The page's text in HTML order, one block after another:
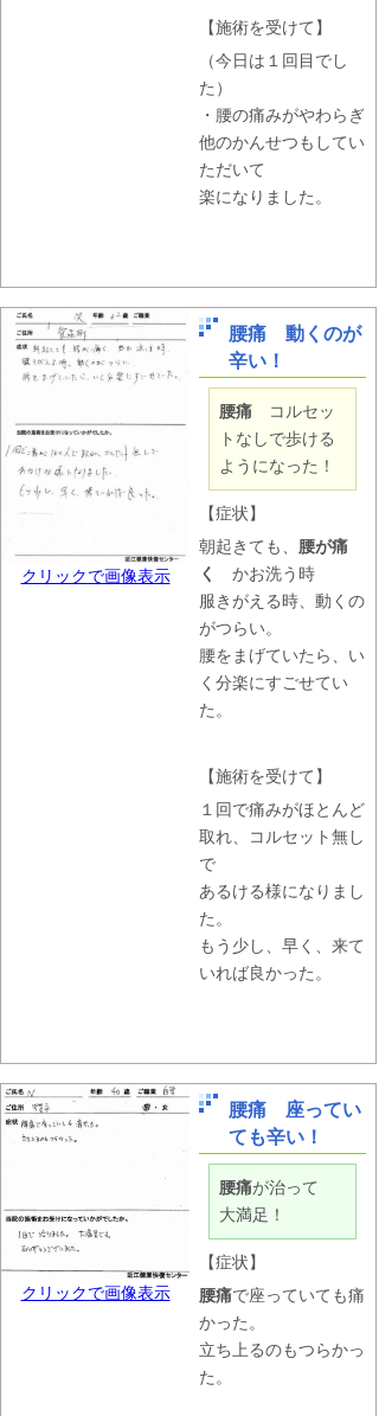
【施術を受けて】
（今日は１回目でし
た）
・腰の痛みがやわらぎ
他のかんせつもしてい
ただいて
楽になりました。
クリックで画像表示
腰痛 動くのが
辛い！
腰痛 コルセッ
トなしで歩ける
ようになった！
【症状】
朝起きても、 腰が痛
く
かお洗う時
服きがえる時、動くの
がつらい。
腰をまげていたら、い
く分楽にすごせてい
た。
【施術を受けて】
１回で痛みがほとんど
取れ、コルセット無し
で
あるける様になりまし
た。
もう少し、早く、来て
いれば良かった。
クリックで画像表示
腰痛 座ってい
ても辛い！
腰痛が治って
大満足！
【症状】
腰痛で座っていても痛
かった。
立ち上るのもつらかっ
た。